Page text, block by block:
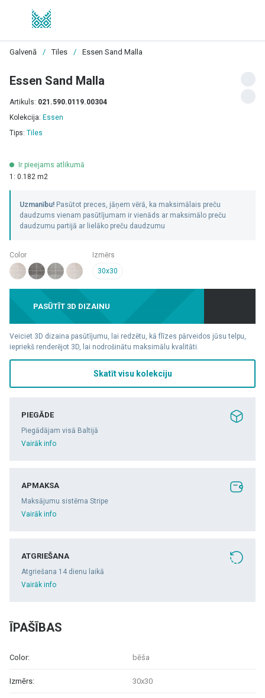
Galvenā / Tiles / Essen Sand Malla
Essen Sand Malla
Artikuls: 021.590.0119.00304
Kolekcija: Essen
Tips: Tiles
Ir pieejams atlikumā
1: 0.182 m2
Uzmanību! Pasūtot preces, jāņem vērā, ka maksimālais preču
daudzums vienam pasūtījumam ir vienāds ar maksimālo preču
daudzumu partijā ar lielāko preču daudzumu
Color
Izmērs
30x30
PASŪTĪT 3D DIZAINU
Veiciet 3D dizaina pasūtījumu, lai redzētu, kā flīzes pārveidos jūsu telpu,
iepriekš renderējot 3D, lai nodrošinātu maksimālu kvalitāti.
Skatīt visu kolekciju
PIEGĀDE
Piegādājam visā Baltijā
Vairāk info
APMAKSA
Maksājumu sistēma Stripe
Vairāk info
ATGRIEŠANA
Atgriešana 14 dienu laikā
Vairāk info
ĪPAŠĪBAS
Color: bēša
Izmērs: 30x30